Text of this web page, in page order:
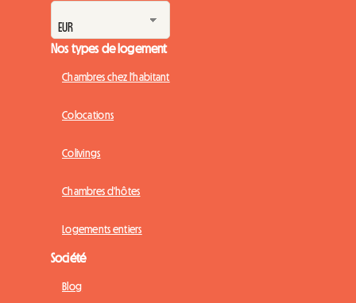
Nos types de logement
Chambres chez l'habitant
Colocations
Colivings
Chambres d'hôtes
Logements entiers
Société
Blog